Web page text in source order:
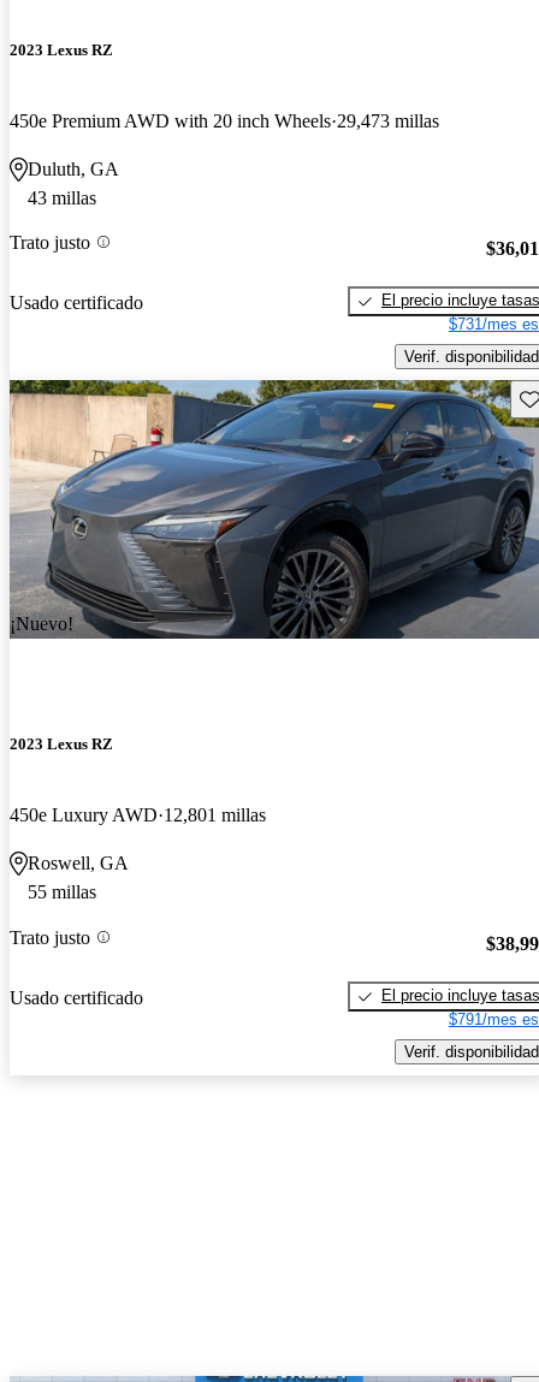
2023 Lexus RZ
450e Premium AWD with 20 inch Wheels 29,473 millas
Duluth, GA
43 millas
Trato justo
Usado certificado
El precio incluye tasas
$731/mes
Verif. disponibilidad
¡Nuevo!
2023 Lexus RZ
450e Luxury AWD 12,801 millas
Roswell, GA
55 millas
Trato justo
Usado certificado
El precio incluye tasas
$791/mes
Verif. disponibilidad